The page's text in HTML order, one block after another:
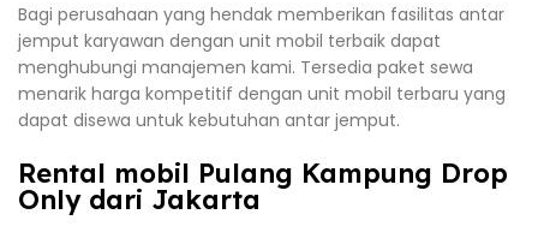
Bagi perusahaan yang hendak memberikan fasilitas antar
jemput karyawan dengan unit mobil terbaik dapat
menghubungi manajemen kami. Tersedia paket sewa
menarik harga kompetitif dengan unit mobil terbaru yang
dapat disewa untuk kebutuhan antar jemput.
Rental mobil Pulang Kampung Drop
Only dari Jakarta